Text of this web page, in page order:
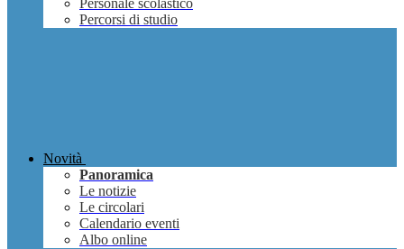
Personale scolastico
Percorsi di studio
Novità
Panoramica
Le notizie
Le circolari
Calendario eventi
Albo online